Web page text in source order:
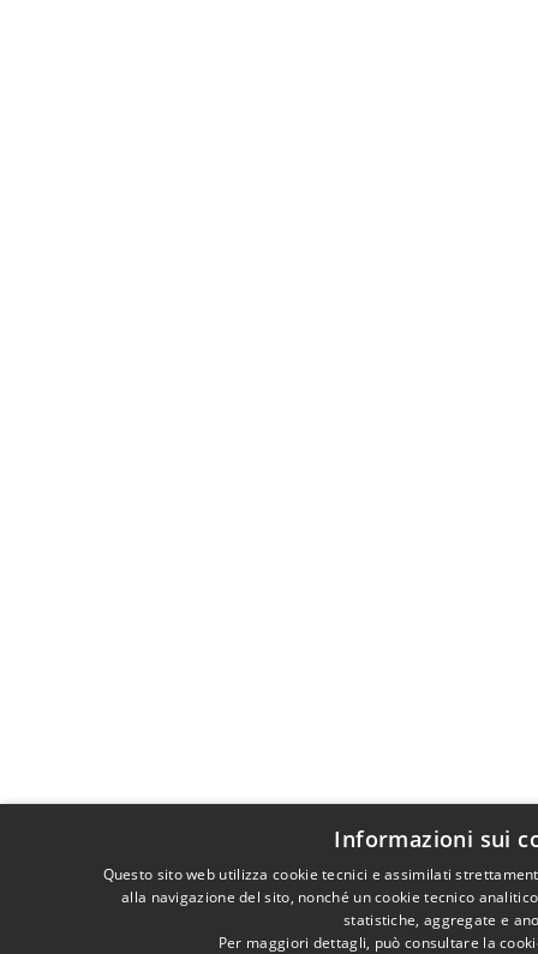
Informazioni sui
Questo sito web utilizza cookie tecnici e assimilati
alla navigazione del sito, nonché un cookie tecnico
statistiche, aggregate e
Per maggiori dettagli, può consultare la